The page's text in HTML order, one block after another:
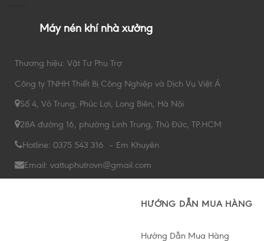
Máy nén khí nhà xưởng
Thương hiệu: Vật Tư Phụ Trợ
Công ty TNHH Thiết Bị Công Nghiệp và Dịch Vụ Việt Á
Số 4, Võ Trung, Phúc Lợi, Long Biên, Hà Nội
28A đường 16, phường Linh Trung, Thủ Đức, TP.HCM
Hotline: 0375 543 316 – Em Khuyên
Email: vattuphutrovn@gmail.com
HƯỚNG DẪN MUA HÀNG
Hướng Dẫn Mua Hàng